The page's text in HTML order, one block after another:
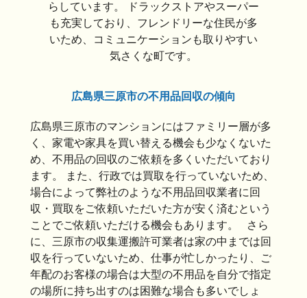
らしています。 ドラックストアやスーパー
も充実しており、フレンドリーな住民が多
いため、コミュニケーションも取りやすい
気さくな町です。
広島県三原市の不用品回収の傾向
広島県三原市のマンションにはファミリー層が多
く、家電や家具を買い替える機会も少なくないた
め、不用品の回収のご依頼を多くいただいており
ます。 また、行政では買取を行っていないため、
場合によって弊社のような不用品回収業者に回
収・買取をご依頼いただいた方が安く済むという
ことでご依頼いただける機会もあります。 さら
に、三原市の収集運搬許可業者は家の中までは回
収を行っていないため、仕事が忙しかったり、ご
年配のお客様の場合は大型の不用品を自分で指定
の場所に持ち出すのは困難な場合も多いでしょ